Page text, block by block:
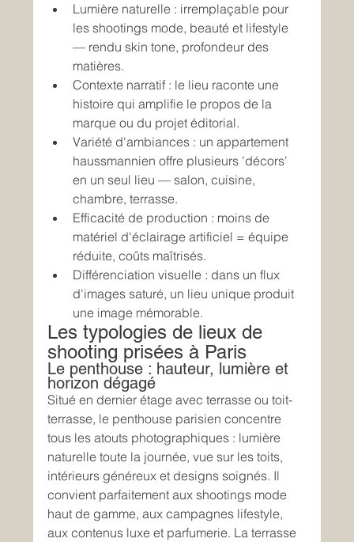
Lumière naturelle : irremplaçable pour
les shootings mode, beauté et lifestyle
— rendu skin tone, profondeur des
matières.
Contexte narratif : le lieu raconte une
histoire qui amplifie le propos de la
marque ou du projet éditorial.
Variété d'ambiances : un appartement
haussmannien offre plusieurs 'décors'
en un seul lieu — salon, cuisine,
chambre, terrasse.
Efficacité de production : moins de
matériel d'éclairage artificiel = équipe
réduite, coûts maîtrisés.
Différenciation visuelle : dans un flux
d'images saturé, un lieu unique produit
une image mémorable.
Les typologies de lieux de
shooting prisées à Paris
Le penthouse : hauteur, lumière et
horizon dégagé
Situé en dernier étage avec terrasse ou toit-
terrasse, le penthouse parisien concentre
tous les atouts photographiques : lumière
naturelle toute la journée, vue sur les toits,
intérieurs généreux et designs soignés. Il
convient parfaitement aux shootings mode
haut de gamme, aux campagnes lifestyle,
aux contenus luxe et parfumerie. La terrasse